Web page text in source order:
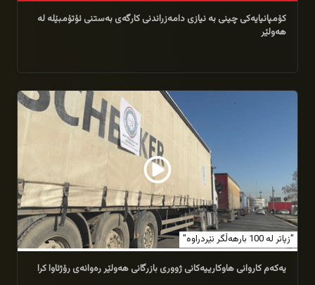
کۆمپانیایەکی چینی بە نیازی دامەزراندنی کارگەی بەستنی ئۆتۆمبێلە لە
هەولێر
"زیاتر لە 100 بارهەڵگر نێردراوە"
یەکەم کاروانی هاوکارییەکانی ژووری بازرگانی هەولێر رەوانەی رۆژئاوا کرا